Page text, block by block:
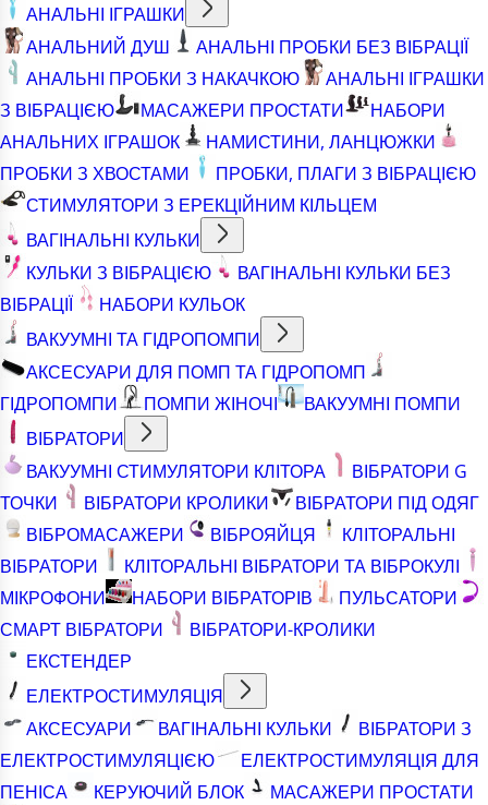
АНАЛЬНІ ІГРАШКИ
АНАЛЬНИЙ ДУШ
АНАЛЬНІ ПРОБКИ БЕЗ ВІБРАЦІЇ
АНАЛЬНІ ПРОБКИ З НАКАЧКОЮ
АНАЛЬНІ ІГРАШКИ
З ВІБРАЦІЄЮ
МАСАЖЕРИ ПРОСТАТИ
НАБОРИ
АНАЛЬНИХ ІГРАШОК
НАМИСТИНИ, ЛАНЦЮЖКИ
ПРОБКИ З ХВОСТАМИ
ПРОБКИ, ПЛАГИ З ВІБРАЦІЄЮ
СТИМУЛЯТОРИ З ЕРЕКЦІЙНИМ КІЛЬЦЕМ
ВАГІНАЛЬНІ КУЛЬКИ
КУЛЬКИ З ВІБРАЦІЄЮ
ВАГІНАЛЬНІ КУЛЬКИ БЕЗ
ВІБРАЦІЇ
НАБОРИ КУЛЬОК
ВАКУУМНІ ТА ГІДРОПОМПИ
АКСЕСУАРИ ДЛЯ ПОМП ТА ГІДРОПОМП
ГІДРОПОМПИ
ПОМПИ ЖІНОЧІ
ВАКУУМНІ ПОМПИ
ВІБРАТОРИ
ВАКУУМНІ СТИМУЛЯТОРИ КЛІТОРА
ВІБРАТОРИ G
ТОЧКИ
ВІБРАТОРИ КРОЛИКИ
ВІБРАТОРИ ПІД ОДЯГ
ВІБРОМАСАЖЕРИ
ВІБРОЯЙЦЯ
КЛІТОРАЛЬНІ
ВІБРАТОРИ
КЛІТОРАЛЬНІ ВІБРАТОРИ ТА ВІБРОКУЛІ
МІКРОФОНИ
НАБОРИ ВІБРАТОРІВ
ПУЛЬСАТОРИ
СМАРТ ВІБРАТОРИ
ВІБРАТОРИ-КРОЛИКИ
ЕКСТЕНДЕР
ЕЛЕКТРОСТИМУЛЯЦІЯ
АКСЕСУАРИ
ВАГІНАЛЬНІ КУЛЬКИ
ВІБРАТОРИ З
ЕЛЕКТРОСТИМУЛЯЦІЄЮ
ЕЛЕКТРОСТИМУЛЯЦІЯ ДЛЯ
ПЕНІСА
КЕРУЮЧИЙ БЛОК
МАСАЖЕРИ ПРОСТАТИ